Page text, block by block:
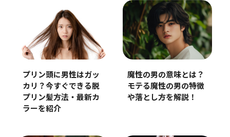
プリン頭に男性はガッ
カリ？今すぐできる脱
プリン髪方法・最新カ
ラーを紹介
魔性の男の意味とは？
モテる魔性の男の特徴
や落とし方を解説！